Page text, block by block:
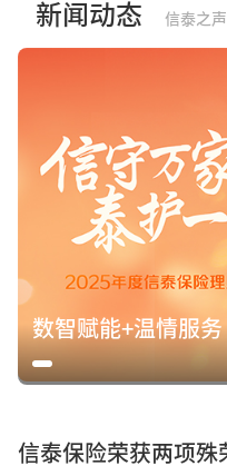
新闻动态 信泰之
信泰保险荣获两项殊